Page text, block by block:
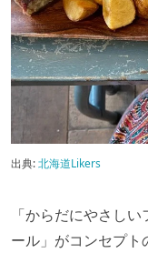
出典:北海道Likers
「からだにやさし
ール」がコンセプト